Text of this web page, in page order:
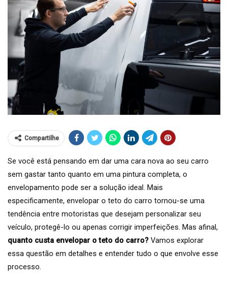
Compartilhe
Se você está pensando em dar uma cara nova ao seu carro
sem gastar tanto quanto em uma pintura completa, o
envelopamento pode ser a solução ideal. Mais
especificamente, envelopar o teto do carro tornou-se uma
tendência entre motoristas que desejam personalizar seu
veículo, protegê-lo ou apenas corrigir imperfeições. Mas afinal,
quanto custa envelopar o teto do carro? Vamos explorar
essa questão em detalhes e entender tudo o que envolve esse
processo.